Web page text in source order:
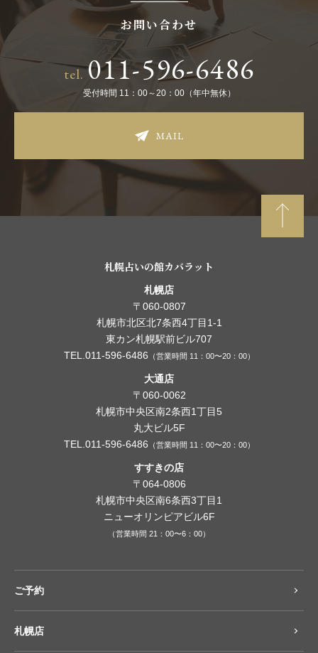
お問い合わせ
tel.011-596-6486
受付時間 11：00～20：00（年中無休）
MAIL
札幌占いの館カバラット
札幌店
〒060-0807
札幌市北区北7条西4丁目1-1
東カン札幌駅前ビル707
TEL.011-596-6486 （営業時間 11：00〜20：00）
大通店
〒060-0062
札幌市中央区南2条西1丁目5
丸大ビル5F
TEL.011-596-6486 （営業時間 11：00〜20：00）
すすきの店
〒064-0806
札幌市中央区南6条西3丁目1
ニューオリンピアビル6F
（営業時間 21：00〜6：00）
ご予約
札幌店